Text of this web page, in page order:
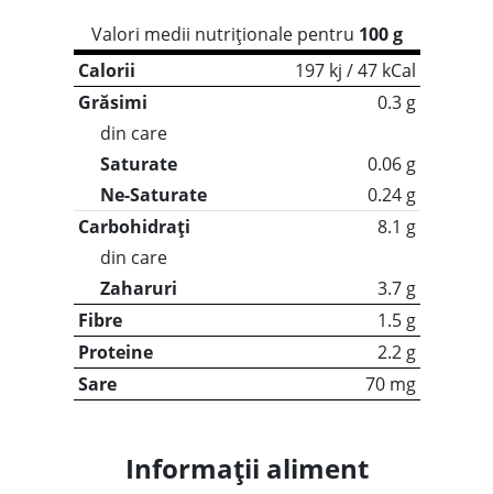
Valori medii nutriționale pentru 100 g
Calorii
197 kj / 47 kCal
Grăsimi
0.3 g
din care
Saturate
0.06 g
Ne-Saturate
0.24 g
Carbohidrați
8.1 g
din care
Zaharuri
3.7 g
Fibre
1.5 g
Proteine
2.2 g
Sare
70 mg
Informații aliment